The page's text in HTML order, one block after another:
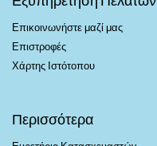
Επικοινωνήστε μαζί μας
Επιστροφές
Χάρτης Ιστότοπου
Περισσότερα